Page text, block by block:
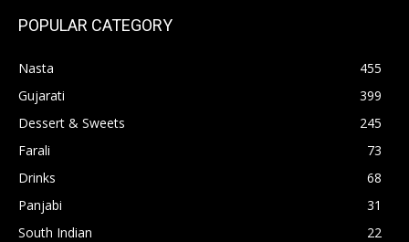
POPULAR CATEGORY
Nasta
455
Gujarati
399
Dessert & Sweets
245
Farali
73
Drinks
68
Panjabi
31
South Indian
22